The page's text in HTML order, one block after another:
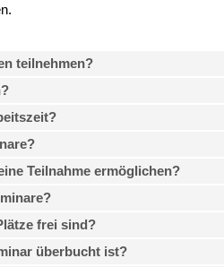
teilnehmen?
Teilnahme ermöglichen?
frei sind?
überbucht ist?